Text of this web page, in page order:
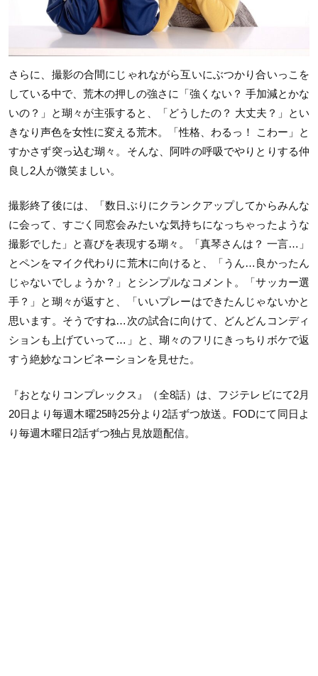
さらに、撮影の合間にじゃれながら互いにぶつかり合いっこを
している中で、荒木の押しの強さに「強くない？ 手加減とかな
いの？」と瑚々が主張すると、「どうしたの？ 大丈夫？」とい
きなり声色を女性に変える荒木。「性格、わるっ！ こわー」と
すかさず突っ込む瑚々。そんな、阿吽の呼吸でやりとりする仲
良し2人が微笑ましい。
撮影終了後には、「数日ぶりにクランクアップしてからみんな
に会って、すごく同窓会みたいな気持ちになっちゃったような
撮影でした」と喜びを表現する瑚々。「真琴さんは？ 一言…」
とペンをマイク代わりに荒木に向けると、「うん…良かったん
じゃないでしょうか？」とシンプルなコメント。「サッカー選
手？」と瑚々が返すと、「いいプレーはできたんじゃないかと
思います。そうですね…次の試合に向けて、どんどんコンディ
ションも上げていって…」と、瑚々のフリにきっちりボケで返
すう絶妙なコンビネーションを見せた。
『おとなりコンプレックス』（全8話）は、フジテレビにて2月
20日より毎週木曜25時25分より2話ずつ放送。FODにて同日よ
り毎週木曜日2話ずつ独占見放題配信。